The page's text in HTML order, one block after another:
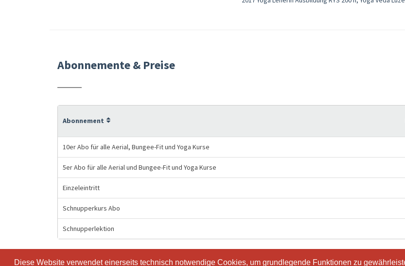
Diese Website verwendet einerseits technisch notwendige Cookies, um grundlegende Funktionen zu
Diese Website verwendet einerseits technisch notwendige Cookies, um grundlegende Funktionen zu
Abonnemente & Preise
Abonnement
10er Abo für alle Aerial, Bungee-Fit und Yoga Kurse
5er Abo für alle Aerial und Bungee-Fit und Yoga Kurse
Einzeleintritt
Schnupperkurs Abo
Schnupperlektion